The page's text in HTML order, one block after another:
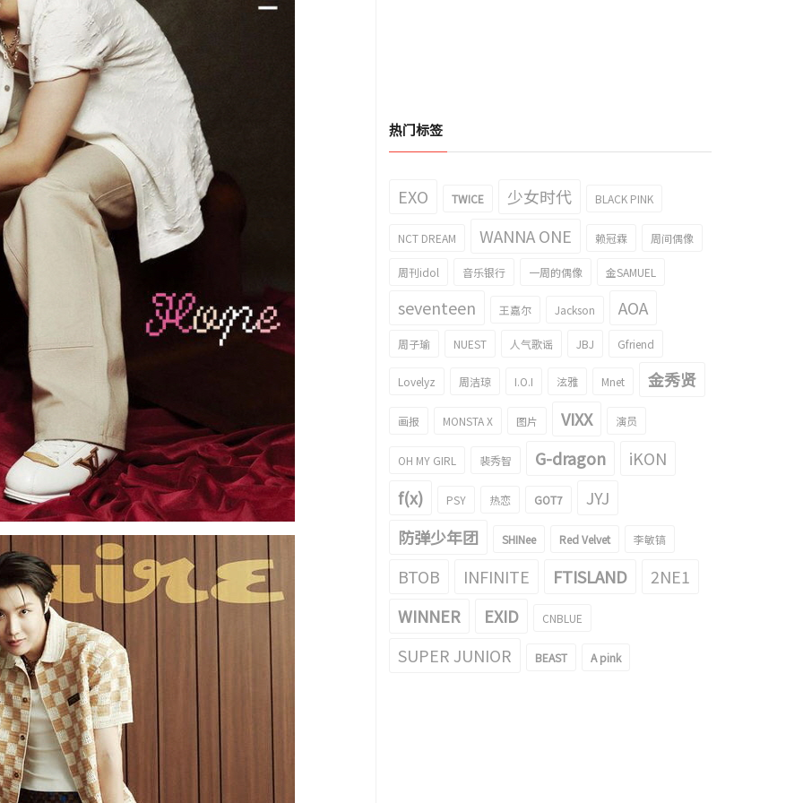
热门标签
EXO TWICE 少女时代 BLACK PINK
NCT DREAM WANNA ONE 赖冠霖 周间偶像
周刊idol 音乐银行 一周的偶像 金SAMUEL
seventeen 王嘉尔 Jackson AOA
周子瑜 NUEST 人气歌谣 JBJ Gfriend
Lovelyz 周洁琼 I.O.I 泫雅 Mnet 金秀贤
画报 MONSTA X 图片 VIXX 演员
OH MY GIRL 裴秀智 G-dragon
iKON
f(x)
PSY 热恋 GOT7
JYJ
防弹少年团
SHINee Red Velvet 李敏镐
BTOB INFINITE FTISLAND
2NE1
WINNER
EXID CNBLUE
SUPER JUNIOR BEAST A pink